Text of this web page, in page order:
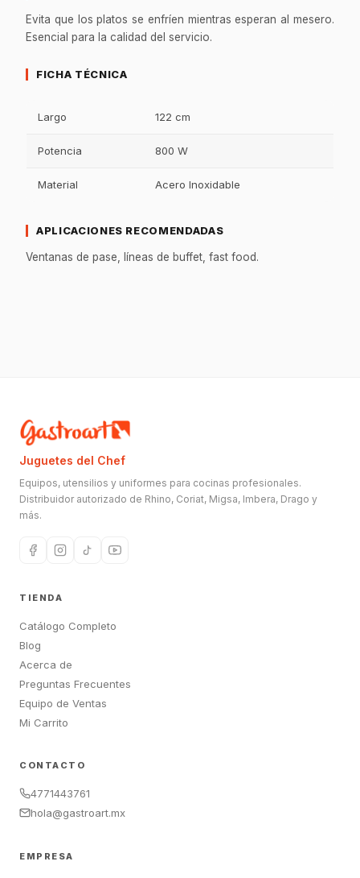
Evita que los platos se enfríen mientras esperan al mesero.
Esencial para la calidad del servicio.
FICHA TÉCNICA
Largo 122 cm
Potencia 800 W
Material Acero Inoxidable
APLICACIONES RECOMENDADAS
Ventanas de pase, líneas de buffet, fast food.
Juguetes del Chef
Equipos, utensilios y uniformes para cocinas profesionales.
Distribuidor autorizado de Rhino, Coriat, Migsa, Imbera, Drago y
más.
TIENDA
Catálogo Completo
Blog
Acerca de
Preguntas Frecuentes
Equipo de Ventas
Mi Carrito
CONTACTO
4771443761
hola@gastroart.mx
EMPRESA